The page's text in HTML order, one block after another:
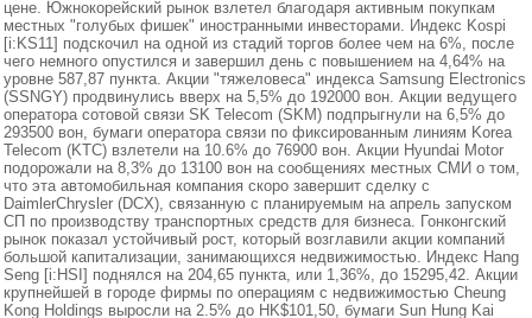
цене. Южнокорейский рынок взлетел благодаря активным покупкам
местных "голубых фишек" иностранными инвесторами. Индекс Kospi
[i:KS11] подскочил на одной из стадий торгов более чем на 6%, после
чего немного опустился и завершил день с повышением на 4,64% на
уровне 587,87 пункта. Акции "тяжеловеса" индекса Samsung Electronics
(SSNGY) продвинулись вверх на 5,5% до 192000 вон. Акции ведущего
оператора сотовой связи SK Telecom (SKM) подпрыгнули на 6,5% до
293500 вон, бумаги оператора связи по фиксированным линиям Korea
Telecom (KTC) взлетели на 10.6% до 76900 вон. Акции Hyundai Motor
подорожали на 8,3% до 13100 вон на сообщениях местных СМИ о том,
что эта автомобильная компания скоро завершит сделку с
DaimlerChrysler (DCX), связанную с планируемым на апрель запуском
СП по производству транспортных средств для бизнеса. Гонконгский
рынок показал устойчивый рост, который возглавили акции компаний
большой капитализации, занимающихся недвижимостью. Индекс Hang
Seng [i:HSI] поднялся на 204,65 пункта, или 1,36%, до 15295,42. Акции
крупнейшей в городе фирмы по операциям с недвижимостью Cheung
Kong Holdings выросли на 2.5% до HK$101,50, бумаги Sun Hung Kai